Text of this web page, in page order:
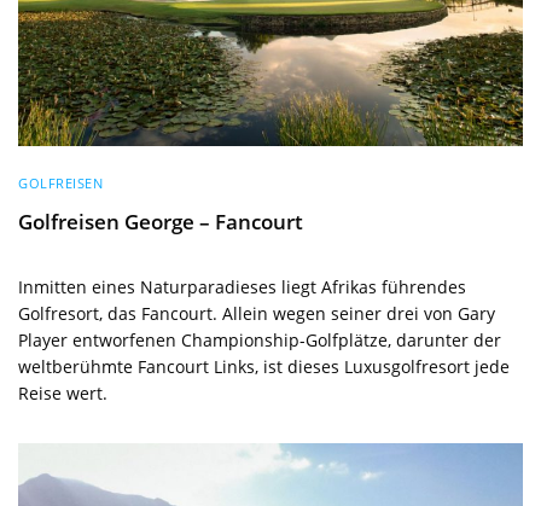
GOLFREISEN
Golfreisen George – Fancourt
Inmitten eines Naturparadieses liegt Afrikas führendes
Golfresort, das Fancourt. Allein wegen seiner drei von Gary
Player entworfenen Championship-Golfplätze, darunter der
weltberühmte Fancourt Links, ist dieses Luxusgolfresort jede
Reise wert.